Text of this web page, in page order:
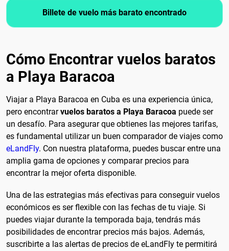
Billete de vuelo más barato encontrado
Cómo Encontrar vuelos baratos
a Playa Baracoa
Viajar a Playa Baracoa en Cuba es una experiencia única,
pero encontrarvuelos baratos a Playa Baracoa puede ser
un desafío. Para asegurar que obtienes las mejores tarifas,
es fundamental utilizar un buen comparador de viajes como
eLandFly. Con nuestra plataforma, puedes buscar entre una
amplia gama de opciones y comparar precios para
encontrar la mejor oferta disponible.
Una de las estrategias más efectivas para conseguir vuelos
económicos es ser flexible con las fechas de tu viaje. Si
puedes viajar durante la temporada baja, tendrás más
posibilidades de encontrar precios más bajos. Además,
suscribirte a las alertas de precios de eLandFly te permitirá